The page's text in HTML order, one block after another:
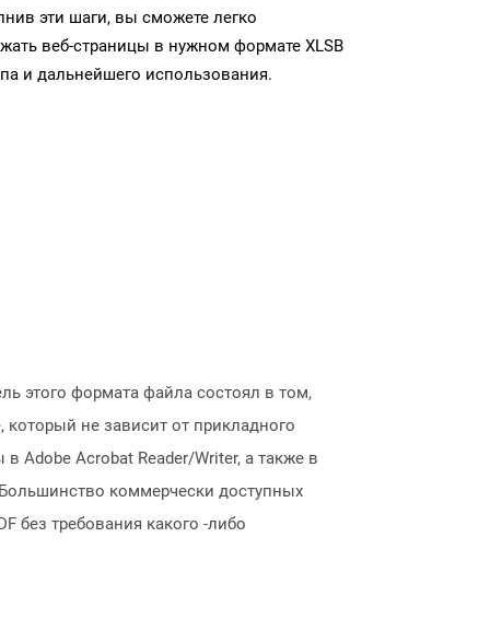
эти шаги, вы сможете легко
веб-страницы в нужном формате XLSB
и дальнейшего использования.
этого формата файла состоял в том,
не зависит от прикладного
Adobe Acrobat Reader/Writer, а также в
коммерчески доступных
без требования какого -либо